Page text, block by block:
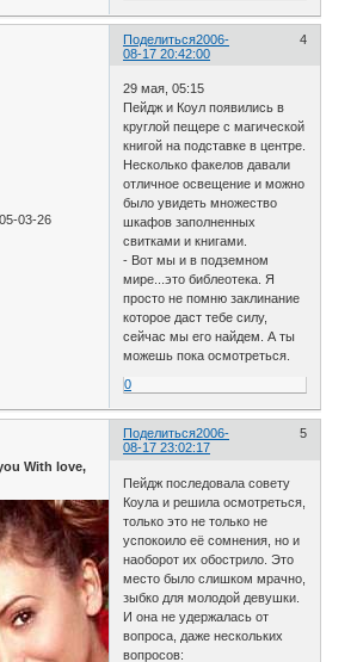
Поделиться 4
2006-
08-17 20:42:00
03-26
29 мая, 05:15
Пейдж и Коул появились в
круглой пещере с магической
книгой на подставке в центре.
Несколько факелов давали
отличное освещение и можно
было увидеть множество
шкафов заполненных
свитками и книгами.
- Вот мы и в подземном
мире...это библеотека. Я
просто не помню заклинание
которое даст тебе силу,
сейчас мы его найдем. А ты
можешь пока осмотреться.
0
Поделиться 5
2006-
08-17 23:02:17
With love,
Пейдж последовала совету
Коула и решила осмотреться,
только это не только не
успокоило её сомнения, но и
наоборот их обострило. Это
место было слишком мрачно,
зыбко для молодой девушки.
И она не удержалась от
вопроса, даже нескольких
вопросов: